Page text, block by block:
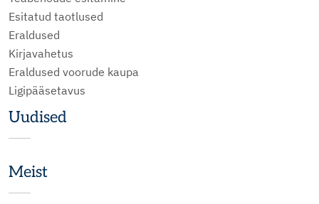
Esitatud taotlused
Eraldused
Kirjavahetus
Eraldused voorude kaupa
Ligipääsetavus
Uudised
Meist